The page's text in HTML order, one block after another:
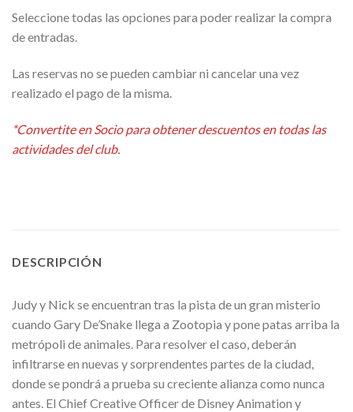
Seleccione todas las opciones para poder realizar la compra
de entradas.
Las reservas no se pueden cambiar ni cancelar una vez
realizado el pago de la misma.
Alternative:
*Convertite en Socio para obtener descuentos en todas las
actividades del club.
DESCRIPCIÓN
Judy y Nick se encuentran tras la pista de un gran misterio
cuando Gary De’Snake llega a Zootopia y pone patas arriba la
metrópoli de animales. Para resolver el caso, deberán
infiltrarse en nuevas y sorprendentes partes de la ciudad,
donde se pondrá a prueba su creciente alianza como nunca
antes. El Chief Creative Officer de Disney Animation y